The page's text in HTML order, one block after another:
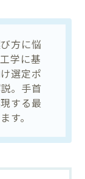
方に悩
学に基
選定ポ
。手首
する最
す。